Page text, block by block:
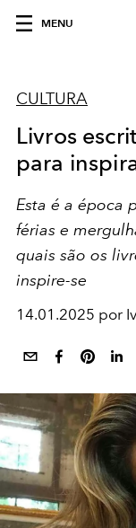
MENU
CULTURA
Livros
para
Esta é a época
férias e
quais são os
inspire-se
14.01.2025 por